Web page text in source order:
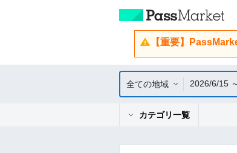
【重要】
全ての地域 2026/6/15
カテゴリ一覧